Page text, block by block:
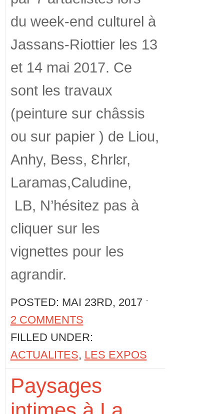
du week-end culturel à
Jassans-Riottier les 13
et 14 mai 2017. Ce
sont les travaux
(peinture sur châssis
ou sur papier ) de Liou,
Anhy, Bess, Ɛhrlɛr,
Laramas,Caludine,
LB, N’hésitez pas à
cliquer sur les
vignettes pour les
agrandir.
POSTED: MAI 23RD, 2017 ˑ
2 COMMENTS
FILLED UNDER:
ACTUALITES, LES EXPOS
Paysages